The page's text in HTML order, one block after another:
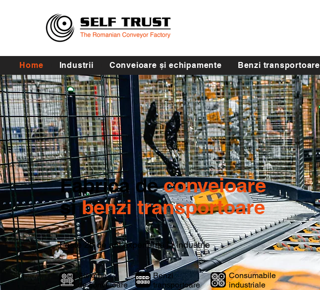
Home Industrii Conveioare și echipamente Benzi transportoare
Fabrica deconveioare
șibenzi transportoare
Peste 25 de ani experiență în industrie
Sisteme
deconveioare
Benzi
transportoare
Consumabile
industriale